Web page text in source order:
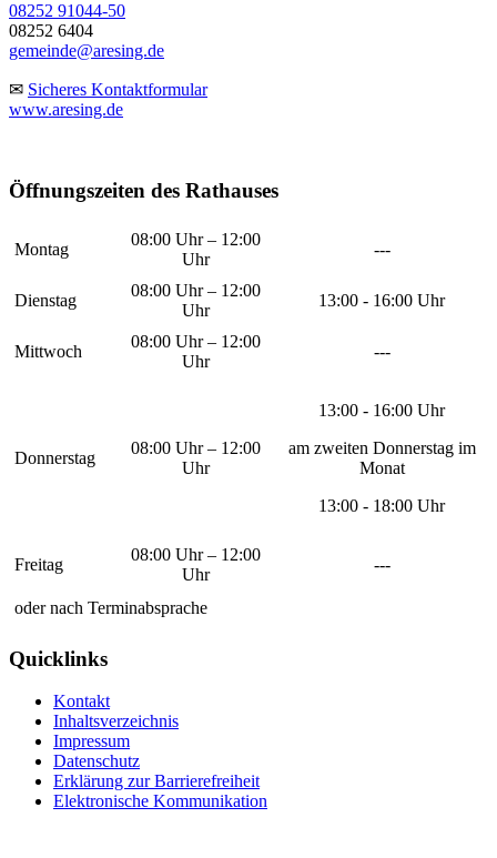
08252 91044-50
08252 6404
gemeinde@aresing.de
✉ Sicheres Kontaktformular
www.aresing.de
Öffnungszeiten des Rathauses
Montag
08:00 Uhr – 12:00
Uhr
---
Dienstag
08:00 Uhr – 12:00
Uhr
13:00 - 16:00 Uhr
Mittwoch
08:00 Uhr – 12:00
Uhr
---
Donnerstag
08:00 Uhr – 12:00
Uhr
13:00 - 16:00 Uhr
am zweiten Donnerstag im
Monat
13:00 - 18:00 Uhr
Freitag
08:00 Uhr – 12:00
Uhr
---
oder nach Terminabsprache
Quicklinks
Kontakt
Inhaltsverzeichnis
Impressum
Datenschutz
Erklärung zur Barrierefreiheit
Elektronische Kommunikation